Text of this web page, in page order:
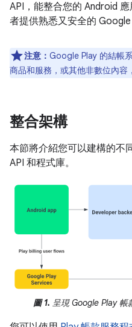
API，能整合您的 Android
者提供熟悉又安全的 Google
注意： Google Play 的結帳
商品和服務，或其他非數位內容
整合架構
本節將介紹您可以建構的不
API 和程式庫。
圖 1. 呈現 Google Play 帳